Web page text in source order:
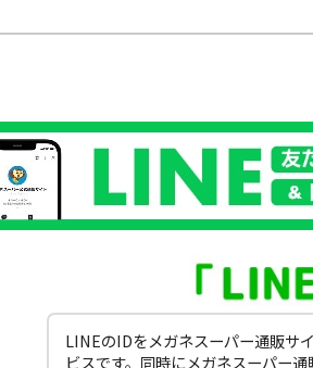
LINEのIDをメガネスーパー通販サ
ビスです。同時にメガネスーパー